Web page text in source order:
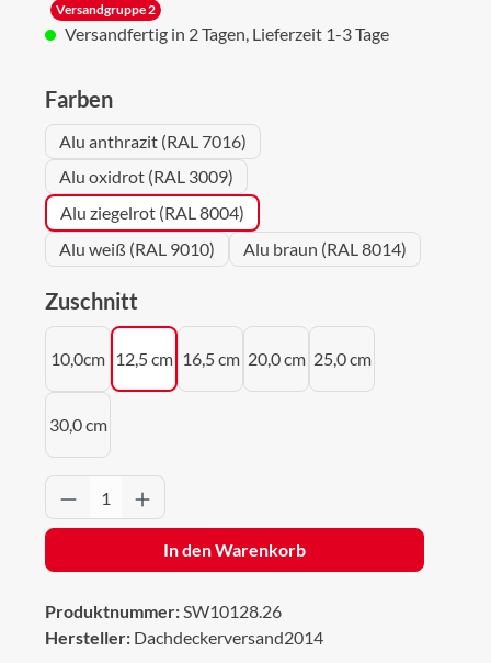
Versandgruppe 2
Versandfertig in 2 Tagen, Lieferzeit 1-3 Tage
Farbenauswählen
Alu anthrazit (RAL 7016)
Alu oxidrot (RAL 3009)
Alu ziegelrot (RAL 8004)
Alu weiß (RAL 9010)
Alu braun (RAL 8014)
Zuschnitt
10,0cm 12,5 cm 16,5 cm 20,0 cm 25,0 cm
30,0 cm
Produkt Anzahl: Gib den gewünschten
In den Warenkorb
Produktnummer:SW10128.26
Hersteller: Dachdeckerversand2014